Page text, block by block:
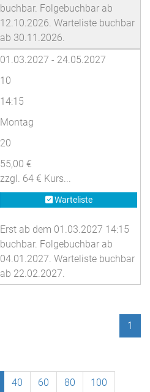
buchbar. Folgebuchbar ab
12.10.2026. Warteliste buchbar
ab 30.11.2026.
01.03.2027 - 24.05.2027
10
14:15
Montag
20
55,00 €
zzgl. 64 € Kurs...
Warteliste
Erst ab dem 01.03.2027 14:15
buchbar. Folgebuchbar ab
04.01.2027. Warteliste buchbar
ab 22.02.2027.
1
40 60 80 100